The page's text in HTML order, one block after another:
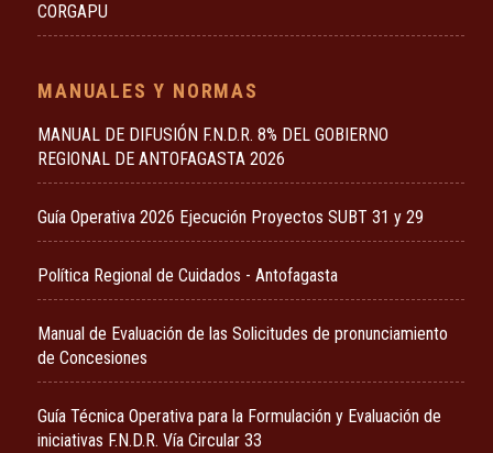
CORGAPU
MANUALES Y NORMAS
MANUAL DE DIFUSIÓN F.N.D.R. 8% DEL GOBIERNO
REGIONAL DE ANTOFAGASTA 2026
Guía Operativa 2026 Ejecución Proyectos SUBT 31 y 29
Política Regional de Cuidados - Antofagasta
Manual de Evaluación de las Solicitudes de pronunciamiento
de Concesiones
Guía Técnica Operativa para la Formulación y Evaluación de
iniciativas F.N.D.R. Vía Circular 33